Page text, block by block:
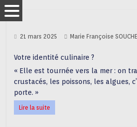
21 mars 2025 Marie Françoise
Votre identité culinaire ?
« Elle est tournée vers la mer : on
crustacés, les poissons, les algues,
porte. »
Lire la suite